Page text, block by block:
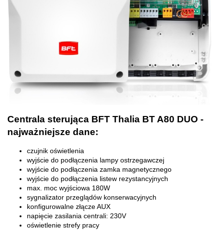
Centrala sterująca BFT Thalia BT A80 DUO -
najważniejsze dane:
czujnik oświetlenia
wyjście do podłączenia lampy ostrzegawczej
wyjście do podłączenia zamka magnetycznego
wyjście do podłączenia listew rezystancyjnych
max. moc wyjściowa 180W
sygnalizator przeglądów konserwacyjnych
konfigurowalne złącze AUX
napięcie zasilania centrali: 230V
oświetlenie strefy pracy